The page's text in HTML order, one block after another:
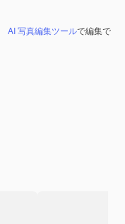
AI 写真編集ツールで編集で